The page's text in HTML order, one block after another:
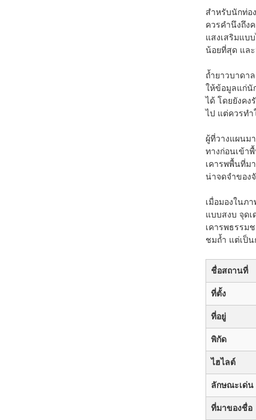
สำหรับนักท่อ
ควรคำนึงถึง
แสงเสริมแบ
น้อยที่สุด แล
ถ้ำยาวบาดา
ให้ข้อมูลแก่นั
ได้ โดยยังคง
ไป แต่ควรท
ผู้ที่วางแผนม
ทางก่อนเข้า
เคารพพื้นที่ม
น่าจดจำของ
เมื่อมองในภ
แบบสงบ จุด
เคารพธรรม
ชมถ้ำ แต่เป็
ชื่อสถานที่
ที่ตั้ง
ที่อยู่
พิกัด
ไฮไลต์
ลักษณะเด่น
ที่มาของชื่อ